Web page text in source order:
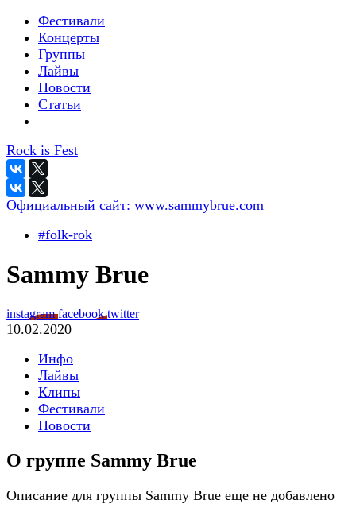
Фестивали
Концерты
Группы
Лайвы
Новости
Статьи
Rock is Fest
Официальный сайт: www.sammybrue.com
#folk-rok
Sammy Brue
instagramfacebooktwitter
10.02.2020
Инфо
Лайвы
Клипы
Фестивали
Новости
О группе Sammy Brue
Описание для группы Sammy Brue еще не добавлено